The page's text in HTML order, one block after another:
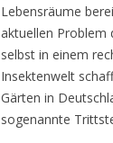
Lebensräume
aktuellen Problem
selbst in einem
Insektenwelt
Gärten in
sogenannte